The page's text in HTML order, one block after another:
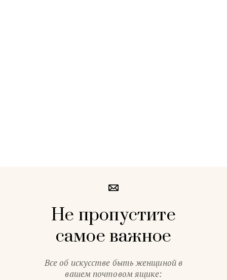
Не пропустите
самое важное
Все об искусстве быть женщиной в
вашем почтовом ящике: